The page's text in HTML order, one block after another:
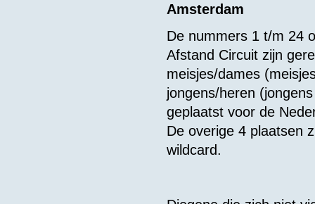
Amsterdam
De nummers 1 t/m 24
Afstand Circuit zijn
meisjes/dames
jongens/heren
geplaatst voor de
De overige 4 plaatsen
wildcard.